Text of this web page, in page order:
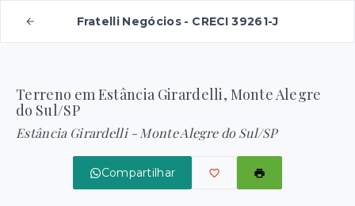
Fratelli Negócios - CRECI 39261-J
Terreno em Estância Girardelli, Monte Alegre
do Sul/SP
Estância Girardelli - Monte Alegre do Sul/SP
Compartilhar